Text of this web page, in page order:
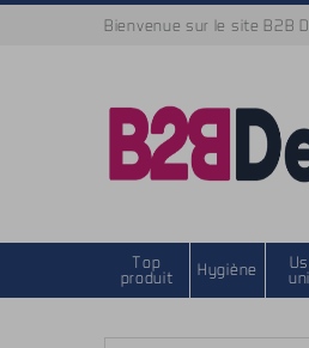
Bienvenue sur le site B2B
Top
produit
Hygiène